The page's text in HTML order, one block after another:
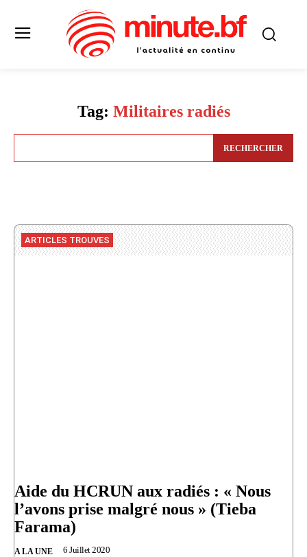
Tag: Militaires radiés
RECHERCHER
ARTICLES TROUVES
Aide du HCRUN aux radiés : « Nous
l’avons prise malgré nous » (Tieba
Farama)
A LA UNE 6 Juillet 2020